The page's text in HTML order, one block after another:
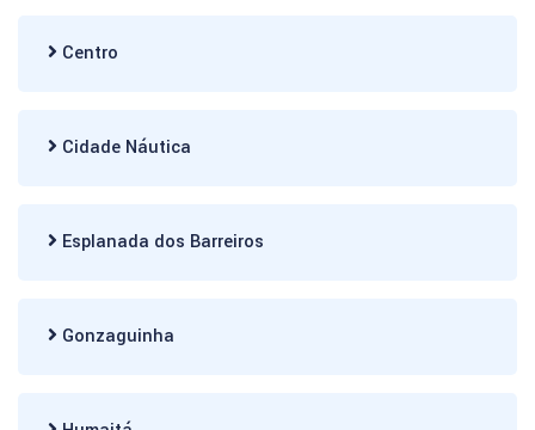
Centro
Cidade Náutica
Esplanada dos Barreiros
Gonzaguinha